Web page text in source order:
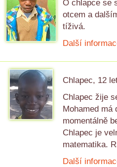
O chlapce se
otcem a
tíživá.
Další
Chlapec, 12
Chlapec žije
Mohamed
momentálně
Chlapec je
matematika.
Další